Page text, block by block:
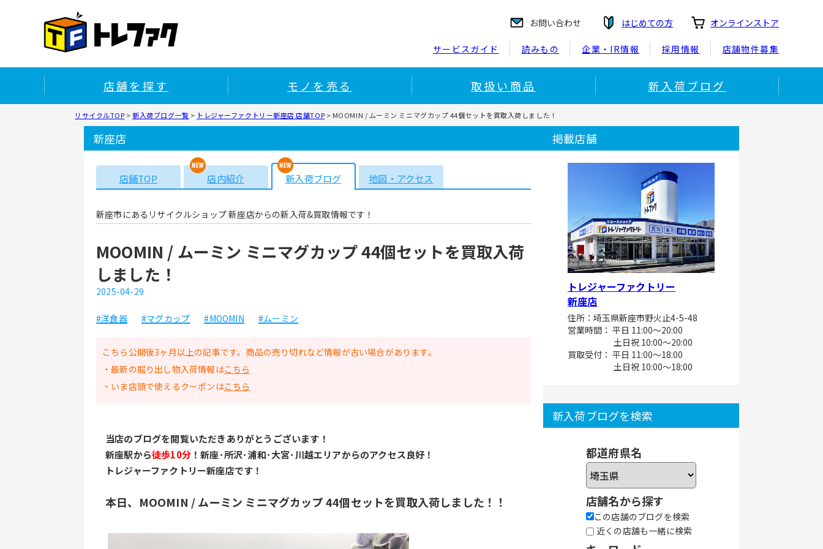
お問い合わせ はじめての方 オンラインストア
サービスガイド 読みもの 企業・IR情報 採用情報 店舗物件募集
店舗を探す モノを売る 取扱い商品 新入荷ブログ
リサイクルTOP >新入荷ブログ一覧 > トレジャーファクトリー新座店 店舗TOP > MOOMIN / ムーミン ミニマグカップ 44個セットを買取入荷しました！
新座店
店舗TOP 店内紹介 新入荷ブログ 地図・アクセス
新座市にあるリサイクルショップ 新座店からの新入荷&買取情報です！
MOOMIN / ムーミン ミニマグカップ 44個セットを買取入荷
しました！
2025-04-29
#洋食器 #マグカップ #MOOMIN #ムーミン
こちら公開後3ヶ月以上の記事です。商品の売り切れなど情報が古い場合があります。
・最新の掘り出し物入荷情報はこちら
・いま店頭で使えるクーポンはこちら
当店のブログを閲覧いただきありがとうございます！
新座駅から徒歩10分 ！新座･所沢･浦和･大宮･川越エリアからのアクセス良好！
トレジャーファクトリー新座店です！
本日、MOOMIN / ムーミン ミニマグカップ 44個セットを買取入荷しました！！
掲載店舗
トレジャーファクトリー
新座店
住所：埼玉県新座市野火止4-5-48
営業時間： 平日 11:00～20:00
土日祝 10:00～20:00
買取受付： 平日 11:00～18:00
土日祝 10:00～18:00
新入荷ブログを検索
都道府県名
店舗名から探す
この店舗のブログを検索
近くの店舗も一緒に検索